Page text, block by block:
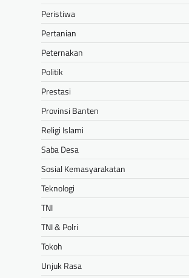
Peristiwa
Pertanian
Peternakan
Politik
Prestasi
Provinsi Banten
Religi Islami
Saba Desa
Sosial Kemasyarakatan
Teknologi
TNI
TNI & Polri
Tokoh
Unjuk Rasa